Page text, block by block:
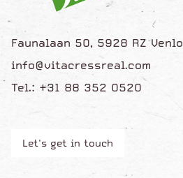
Faunalaan 50, 5928 RZ Venlo
info@vitacressreal.com
Tel.: +31 88 352 0520
Let's get in touch